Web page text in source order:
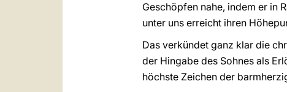
Geschöpfen nahe, indem er in
unter uns erreicht ihren
Das verkündet ganz klar die
der Hingabe des Sohnes als
höchste Zeichen der